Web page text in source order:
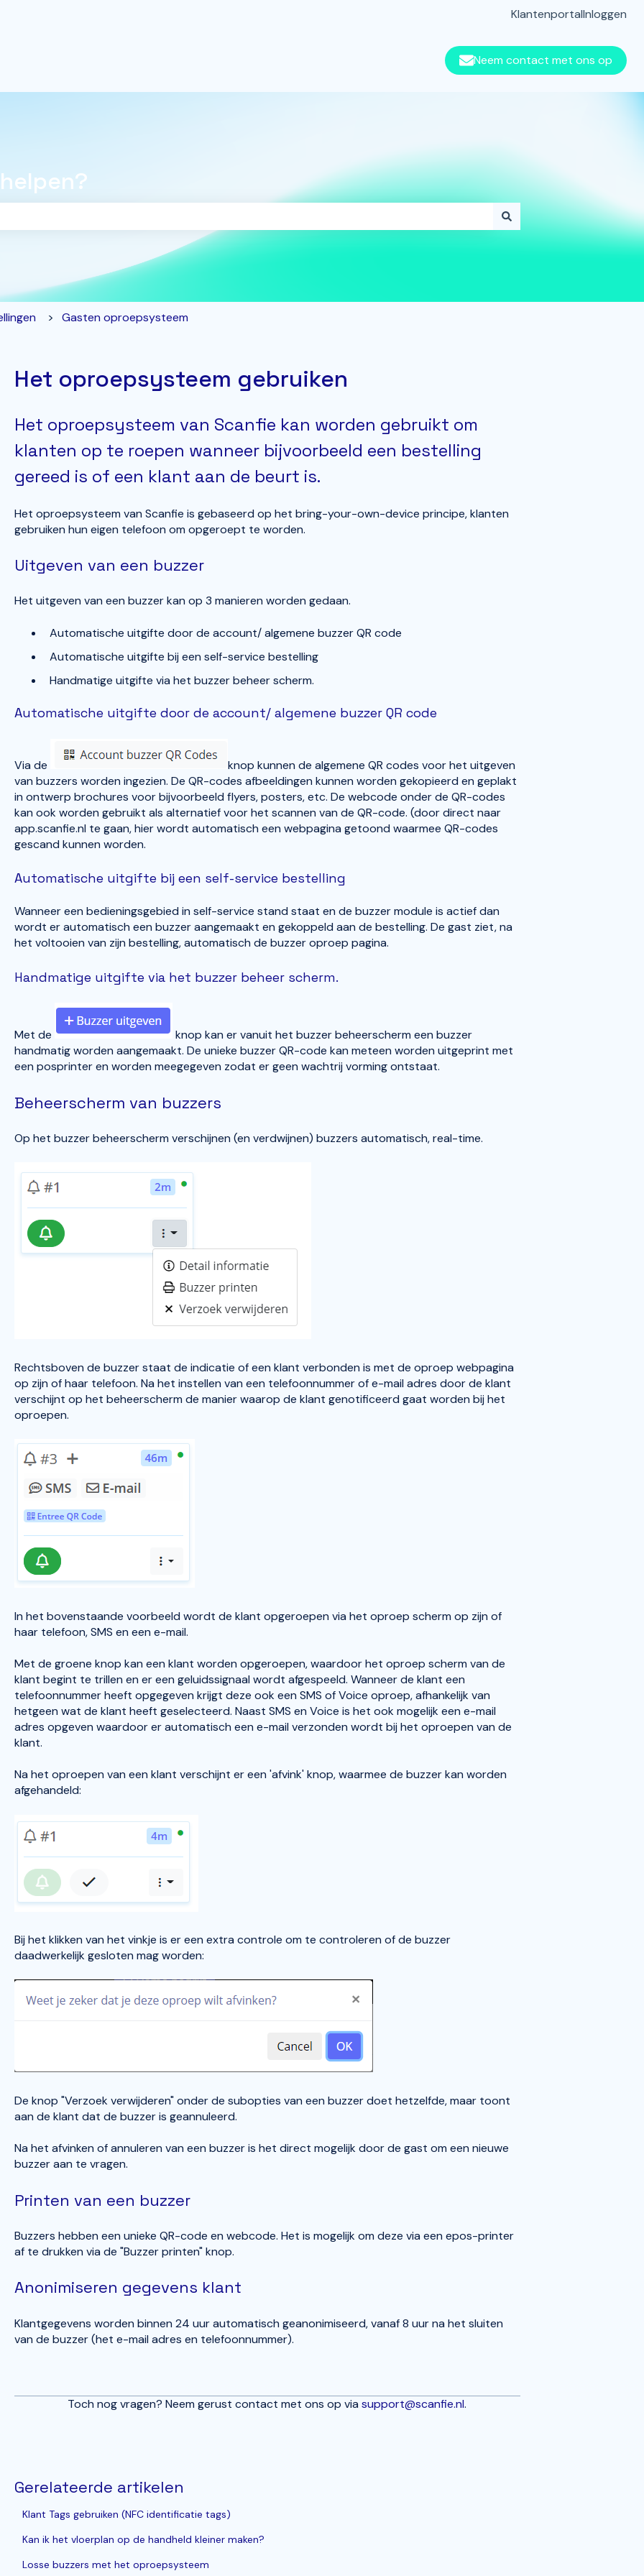
KlantenportalInloggen
Neem contact met ons op
Gasten oproepsysteem
Het oproepsysteem gebruiken
Het oproepsysteem van Scanfie kan worden gebruikt om
klanten op te roepen wanneer bijvoorbeeld een bestelling
gereed is of een klant aan de beurt is.
Het oproepsysteem van Scanfie is gebaseerd op het bring-your-own-device principe, klanten
gebruiken hun eigen telefoon om opgeroept te worden.
Uitgeven van een buzzer
Het uitgeven van een buzzer kan op 3 manieren worden gedaan.
Automatische uitgifte door de account/ algemene buzzer QR code
Automatische uitgifte bij een self-service bestelling
Handmatige uitgifte via het buzzer beheer scherm.
Automatische uitgifte door de account/ algemene buzzer QR code
Via de
knop kunnen de algemene QR codes voor het uitgeven
van buzzers worden ingezien. De QR-codes afbeeldingen kunnen worden gekopieerd en geplakt
in ontwerp brochures voor bijvoorbeeld flyers, posters, etc. De webcode onder de QR-codes
kan ook worden gebruikt als alternatief voor het scannen van de QR-code. (door direct naar
app.scanfie.nl te gaan, hier wordt automatisch een webpagina getoond waarmee QR-codes
gescand kunnen worden.
Automatische uitgifte bij een self-service bestelling
Wanneer een bedieningsgebied in self-service stand staat en de buzzer module is actief dan
wordt er automatisch een buzzer aangemaakt en gekoppeld aan de bestelling. De gast ziet, na
het voltooien van zijn bestelling, automatisch de buzzer oproep pagina.
Handmatige uitgifte via het buzzer beheer scherm.
Met de
knop kan er vanuit het buzzer beheerscherm een buzzer
handmatig worden aangemaakt. De unieke buzzer QR-code kan meteen worden uitgeprint met
een posprinter en worden meegegeven zodat er geen wachtrij vorming ontstaat.
Beheerscherm van buzzers
Op het buzzer beheerscherm verschijnen (en verdwijnen) buzzers automatisch, real-time.
Rechtsboven de buzzer staat de indicatie of een klant verbonden is met de oproep webpagina
op zijn of haar telefoon. Na het instellen van een telefoonnummer of e-mail adres door de klant
verschijnt op het beheerscherm de manier waarop de klant genotificeerd gaat worden bij het
oproepen.
In het bovenstaande voorbeeld wordt de klant opgeroepen via het oproep scherm op zijn of
haar telefoon, SMS en een e-mail.
Met de groene knop kan een klant worden opgeroepen, waardoor het oproep scherm van de
klant begint te trillen en er een geluidssignaal wordt afgespeeld. Wanneer de klant een
telefoonnummer heeft opgegeven krijgt deze ook een SMS of Voice oproep, afhankelijk van
hetgeen wat de klant heeft geselecteerd. Naast SMS en Voice is het ook mogelijk een e-mail
adres opgeven waardoor er automatisch een e-mail verzonden wordt bij het oproepen van de
klant.
Na het oproepen van een klant verschijnt er een 'afvink' knop, waarmee de buzzer kan worden
afgehandeld:
Bij het klikken van het vinkje is er een extra controle om te controleren of de buzzer
daadwerkelijk gesloten mag worden:
De knop "Verzoek verwijderen" onder de subopties van een buzzer doet hetzelfde, maar toont
aan de klant dat de buzzer is geannuleerd.
Na het afvinken of annuleren van een buzzer is het direct mogelijk door de gast om een nieuwe
buzzer aan te vragen.
Printen van een buzzer
Buzzers hebben een unieke QR-code en webcode. Het is mogelijk om deze via een epos-printer
af te drukken via de "Buzzer printen" knop.
Anonimiseren gegevens klant
Klantgegevens worden binnen 24 uur automatisch geanonimiseerd, vanaf 8 uur na het sluiten
van de buzzer (het e-mail adres en telefoonnummer).
Toch nog vragen? Neem gerust contact met ons op viasupport@scanfie.nl.
Gerelateerde artikelen
Klant Tags gebruiken (NFC identificatie tags)
Kan ik het vloerplan op de handheld kleiner maken?
Losse buzzers met het oproepsysteem